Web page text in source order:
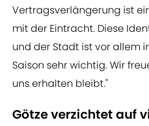
Vertragsverlängerung ist
mit der Eintracht. Diese
und der Stadt ist vor allem
Saison sehr wichtig. Wir
uns erhalten bleibt."
Götze verzichtet auf